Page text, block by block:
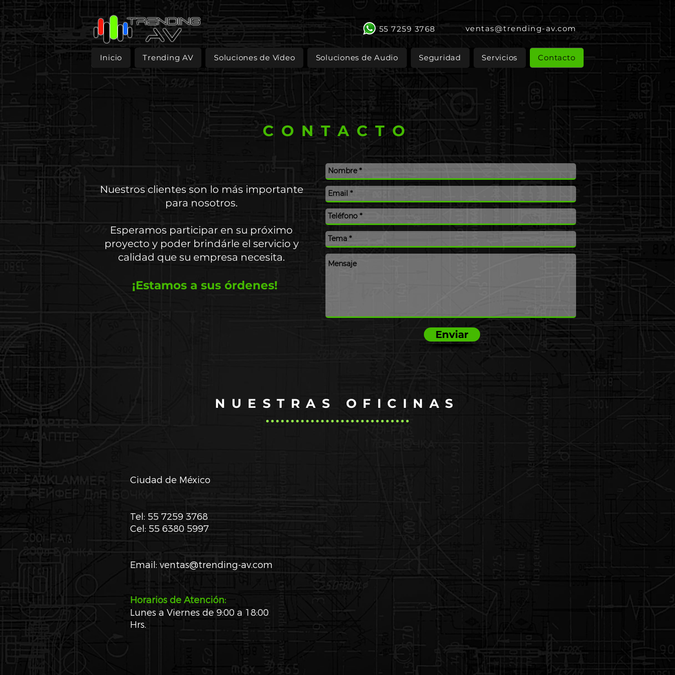
55 7259 3768 ventas@trending-av.com
Inicio Trending AV Soluciones de Vídeo Soluciones de Audio Seguridad Servicios Contacto
CONTACTO
Nuestros clientes son lo más importante
para nosotros.
Esperamos participar en su próximo
proyecto y poder brindárle el servicio y
calidad que su empresa necesita.
¡Estamos a sus órdenes!
Enviar
NUESTRAS OFICINAS
Ciudad de México
​Tel: 55 7259 3768
Cel: 55 6380 5997
Email: ventas@trending-av.com
Horarios de Atención:
Lunes a Viernes de 9:00 a 18:00
Hrs.